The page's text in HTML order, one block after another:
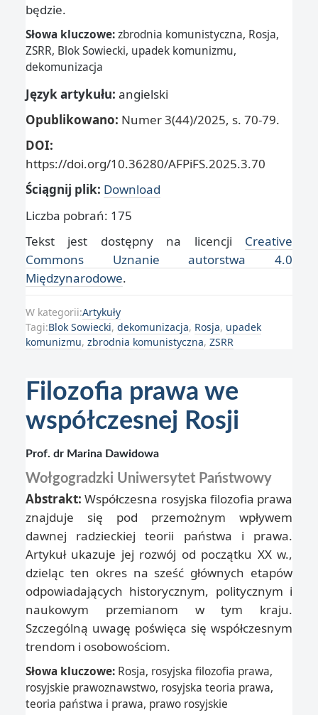
będzie.
Słowa kluczowe:zbrodnia komunistyczna, Rosja,
ZSRR, Blok Sowiecki, upadek komunizmu,
dekomunizacja
Język artykułu: angielski
Opublikowano: Numer 3(44)/2025, s. 70-79.
DOI:
https://doi.org/10.36280/AFPiFS.2025.3.70
Ściągnij plik: Download
Liczba pobrań: 175
Tekst jest dostępny na licencji Creative
Commons Uznanie autorstwa 4.0
Międzynarodowe.
W kategorii:Artykuły
Tagi:Blok Sowiecki, dekomunizacja, Rosja, upadek
komunizmu, zbrodnia komunistyczna, ZSRR
Filozofia prawa we
współczesnej Rosji
Prof. dr Marina Dawidowa
Wołgogradzki Uniwersytet Państwowy
Abstrakt:Współczesna rosyjska filozofia prawa
znajduje się pod przemożnym wpływem
dawnej radzieckiej teorii państwa i prawa.
Artykuł ukazuje jej rozwój od początku XX w.,
dzieląc ten okres na sześć głównych etapów
odpowiadających historycznym, politycznym i
naukowym przemianom w tym kraju.
Szczególną uwagę poświęca się współczesnym
trendom i osobowościom.
Słowa kluczowe: Rosja, rosyjska filozofia prawa,
rosyjskie prawoznawstwo, rosyjska teoria prawa,
teoria państwa i prawa, prawo rosyjskie